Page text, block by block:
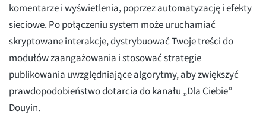
komentarze i wyświetlenia, poprzez automatyzację i efekty
sieciowe. Po połączeniu system może uruchamiać
skryptowane interakcje, dystrybuować Twoje treści do
modułów zaangażowania i stosować strategie
publikowania uwzględniające algorytmy, aby zwiększyć
prawdopodobieństwo dotarcia do kanału „Dla Ciebie”
Douyin.